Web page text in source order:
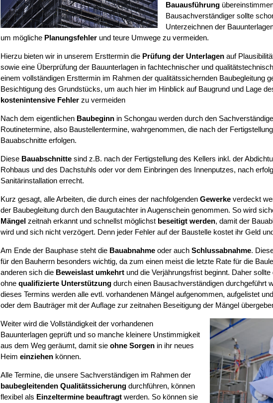
Bauausführung
Bausachverständiger sollte
Unterzeichnen der
um mögliche Planungsfehlerund teure Umwege zu vermeiden.
Hierzu bieten wir in unserem Ersttermin die Prüfung der Unterlagenauf
sowie eine Überprüfung der Bauunterlagen in fachtechnischer und
einem vollständigen Ersttermin im Rahmen der qualitätssichernden Baubegleitung
Besichtigung des Grundstücks, um auch hier im Hinblick auf Baugrund und Lage
kostenintensive Fehlerzu vermeiden
Nach dem eigentlichen Baubeginnin Schongau werden durch den
Routinetermine, also Baustellentermine, wahrgenommen, die nach der
Bauabschnitte erfolgen.
Diese Bauabschnittesind z.B. nach der Fertigstellung des Kellers inkl. der
Rohbaus und des Dachstuhls oder vor dem Einbringen des Innenputzes, nach
Sanitärinstallation errecht.
Kurz gesagt, alle Arbeiten, die durch eines der nachfolgenden Gewerkeverdeckt
der Baubegleitung durch den Baugutachter in Augenschein genommen. So wird
Mängelzeitnah erkannt und schnellst möglichst beseitigt werden, damit der
wird und sich nicht verzögert. Denn jeder Fehler auf der Baustelle kostet ihr Geld
Am Ende der Bauphase steht die Bauabnahmeoder auch Schlussabnahme.
für den Bauherrn besonders wichtig, da zum einen meist die letzte Rate für die
anderen sich die Beweislast umkehrtund die Verjährungsfrist beginnt. Daher sollte
ohne qualifizierte Unterstützungdurch einen Bausachverständigen durchgeführt
dieses Termins werden alle evtl. vorhandenen Mängel aufgenommen, aufgelistet
oder dem Bauträger mit der Auflage zur zeitnahen Beseitigung der Mängel
Weiter wird die Vollständigkeit der vorhandenen
Bauunterlagen geprüft und so manche kleinere Unstimmigkeit
aus dem Weg geräumt, damit sie ohne Sorgenin ihr neues
Heim einziehenkönnen.
Alle Termine, die unsere Sachverständigen im Rahmen der
baubegleitenden Qualitätssicherungdurchführen, können
flexibel als Einzeltermine beauftragtwerden. So können sie